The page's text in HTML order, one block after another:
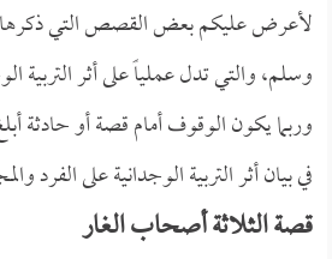
لأعرض عليكم بعض القصص التي ذكرها
وسلم، والتي تدل عملياً على أثر التربية
وربما يكون الوقوف أمام قصة أو
في بيان أثر التربية الوجدانية على الفرد
قصة الثلاثة أصحاب الغار